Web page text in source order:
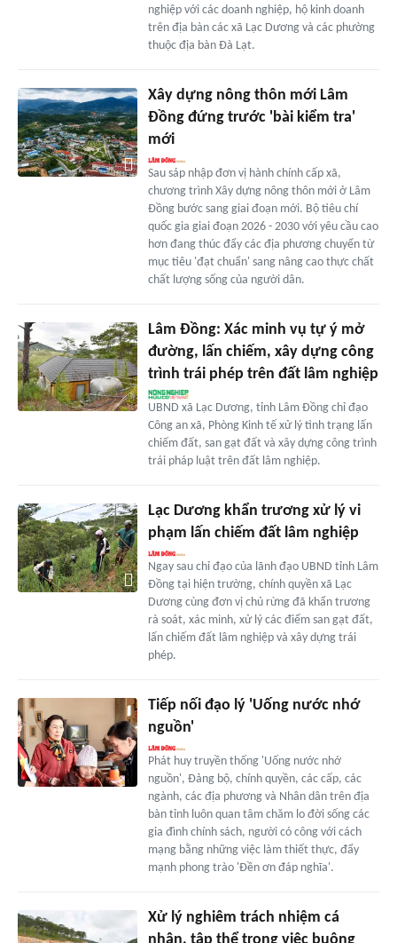
nghiệp với các doanh nghiệp, hộ kinh doanh
trên địa bàn các xã Lạc Dương và các phường
thuộc địa bàn Đà Lạt.
Xây dựng nông thôn mới Lâm
Đồng đứng trước 'bài kiểm tra'
mới
Sau sáp nhập đơn vị hành chính cấp xã,
chương trình Xây dựng nông thôn mới ở Lâm
Đồng bước sang giai đoạn mới. Bộ tiêu chí
quốc gia giai đoạn 2026 - 2030 với yêu cầu cao
hơn đang thúc đẩy các địa phương chuyển từ
mục tiêu 'đạt chuẩn' sang nâng cao thực chất
chất lượng sống của người dân.
Lâm Đồng: Xác minh vụ tự ý mở
đường, lấn chiếm, xây dựng công
trình trái phép trên đất lâm nghiệp
UBND xã Lạc Dương, tỉnh Lâm Đồng chỉ đạo
Công an xã, Phòng Kinh tế xử lý tình trạng lấn
chiếm đất, san gạt đất và xây dựng công trình
trái pháp luật trên đất lâm nghiệp.
Lạc Dương khẩn trương xử lý vi
phạm lấn chiếm đất lâm nghiệp
Ngay sau chỉ đạo của lãnh đạo UBND tỉnh Lâm
Đồng tại hiện trường, chính quyền xã Lạc
Dương cùng đơn vị chủ rừng đã khẩn trương
rà soát, xác minh, xử lý các điểm san gạt đất,
lấn chiếm đất lâm nghiệp và xây dựng trái
phép.
Tiếp nối đạo lý 'Uống nước nhớ
nguồn'
Phát huy truyền thống 'Uống nước nhớ
nguồn', Đảng bộ, chính quyền, các cấp, các
ngành, các địa phương và Nhân dân trên địa
bàn tỉnh luôn quan tâm chăm lo đời sống các
gia đình chính sách, người có công với cách
mạng bằng những việc làm thiết thực, đẩy
mạnh phong trào 'Đền ơn đáp nghĩa'.
Xử lý nghiêm trách nhiệm cá
nhân, tập thể trong việc buông